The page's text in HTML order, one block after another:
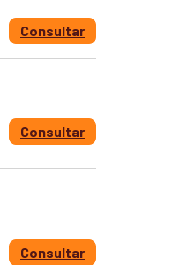
Consultar
Consultar
Consultar